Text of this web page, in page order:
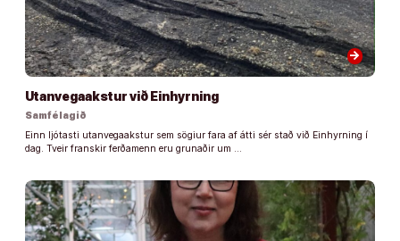
arrow_forward
Utanvegaakstur við Einhyrning
Samfélagið
Einn ljótasti utanvegaakstur sem sögiur fara af átti sér stað við Einhyrning í
dag. Tveir franskir ferðamenn eru grunaðir um …